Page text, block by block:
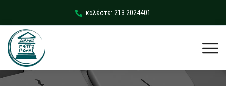
καλέστε: 213 2024401